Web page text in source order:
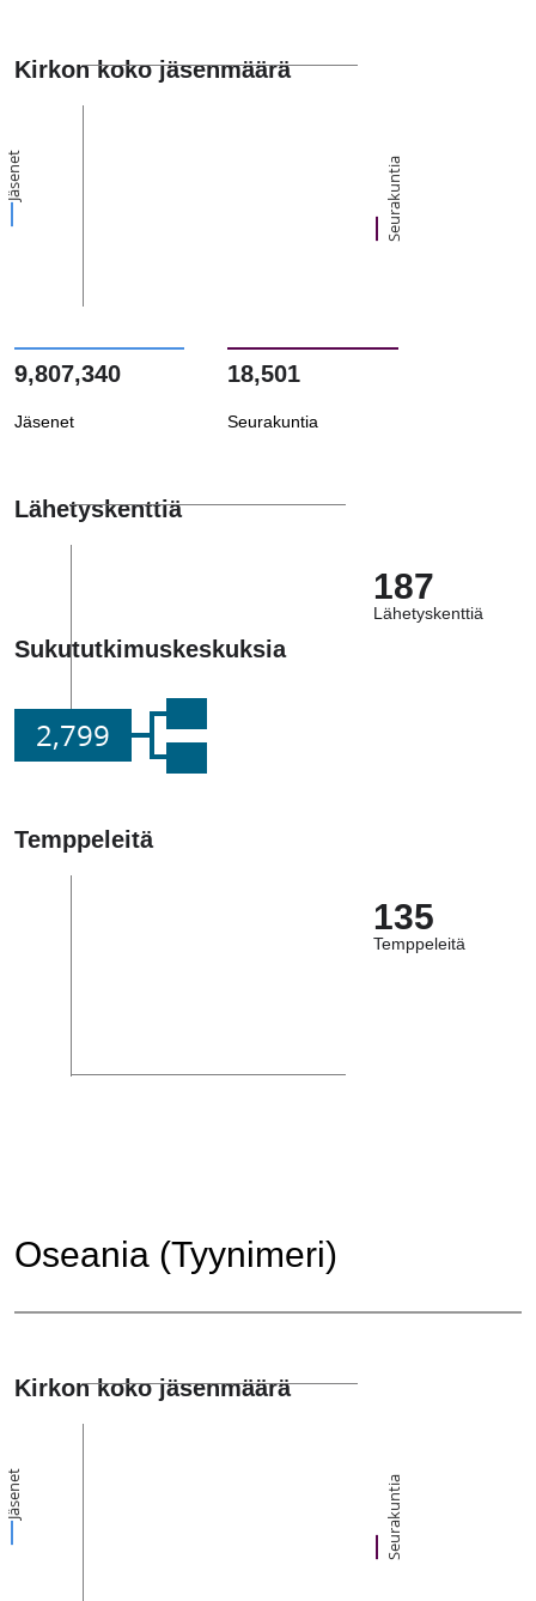
Kirkon koko jäsenmäärä
Jäsenet Seurakuntia
9,807,340
Jäsenet
18,501
Seurakuntia
Lähetyskenttiä
187
Lähetyskenttiä
Sukututkimuskeskuksia
2,799
Temppeleitä
135
Temppeleitä
Oseania (Tyynimeri)
Kirkon koko jäsenmäärä
Jäsenet Seurakuntia